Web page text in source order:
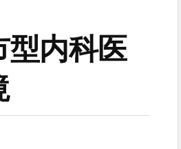
型内科医